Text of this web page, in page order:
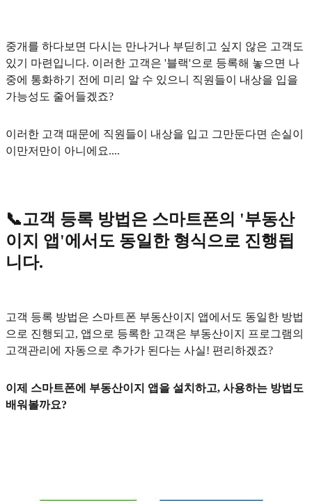
중개를 하다보면 다시는 만나거나 부딛히고 싶지 않은 고객도
있기 마련입니다. 이러한 고객은 '블랙'으로 등록해 놓으면 나
중에 통화하기 전에 미리 알 수 있으니 직원들이 내상을 입을
가능성도 줄어들겠죠?
이러한 고객 때문에 직원들이 내상을 입고 그만둔다면 손실이
이만저만이 아니에요....
📞고객 등록 방법은 스마트폰의 '부동산
이지 앱'에서도 동일한 형식으로 진행됩
니다.
고객 등록 방법은 스마트폰 부동산이지 앱에서도 동일한 방법
으로 진행되고, 앱으로 등록한 고객은 부동산이지 프로그램의
고객관리에 자동으로 추가가 된다는 사실! 편리하겠죠?
이제 스마트폰에 부동산이지 앱을 설치하고, 사용하는 방법도
배워볼까요?